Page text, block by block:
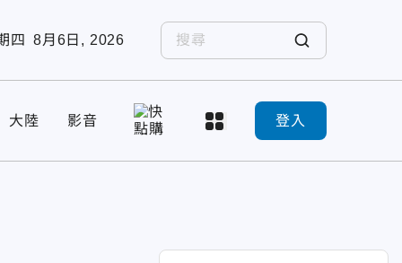
四 8月6日, 2026
大陸 影音 登入